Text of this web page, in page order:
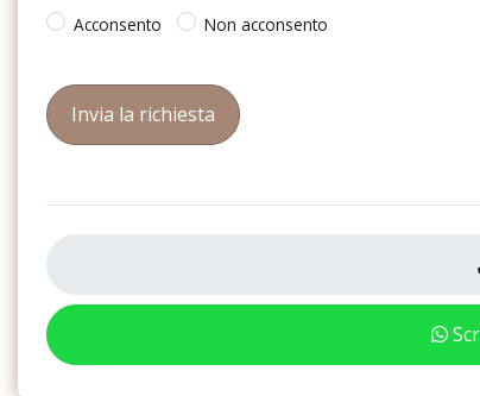
Acconsento Non acconsento